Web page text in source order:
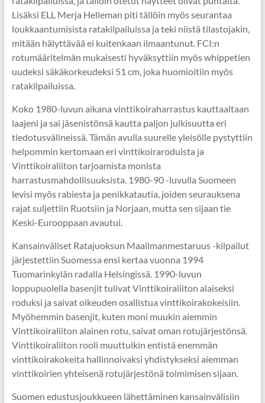
Lisäksi ELL Merja Helleman piti tällöin myös seurantaa
loukkaantumisista ratakilpailuissa ja teki niistä tilastojakin,
mitään hälyttävää ei kuitenkaan ilmaantunut. FCI:n
rotumääritelmän mukaisesti hyväksyttiin myös whippetien
uudeksi säkäkorkeudeksi 51 cm, joka huomioitiin myös
ratakilpailuissa.
Koko 1980-luvun aikana vinttikoiraharrastus kauttaaltaan
laajeni ja sai jäsenistönsä kautta paljon julkisuutta eri
tiedotusvälineissä. Tämän avulla suurelle yleisölle pystyttiin
helpommin kertomaan eri vinttikoiraroduista ja
Vinttikoiraliiton tarjoamista monista
harrastusmahdollisuuksista. 1980-90 -luvulla Suomeen
levisi myös rabiesta ja penikkatautia, joiden seurauksena
rajat suljettiin Ruotsiin ja Norjaan, mutta sen sijaan tie
Keski-Eurooppaan avautui.
Kansainväliset Ratajuoksun Maailmanmestaruus -kilpailut
järjestettiin Suomessa ensi kertaa vuonna 1994
Tuomarinkylän radalla Helsingissä. 1990-luvun
loppupuolella basenjit tulivat Vinttikoiraliiton alaiseksi
roduksi ja saivat oikeuden osallistua vinttikoirakokeisiin.
Myöhemmin basenjit, kuten moni muukin aiemmin
Vinttikoiraliiton alainen rotu, saivat oman rotujärjestönsä.
Vinttikoiraliiton rooli muuttuikin entistä enemmän
vinttikoirakokeita hallinnoivaksi yhdistykseksi aiemman
vinttikoirien yhteisenä rotujärjestönä toimimisen sijaan.
Suomen edustusjoukkueen lähettäminen kansainvälisiin